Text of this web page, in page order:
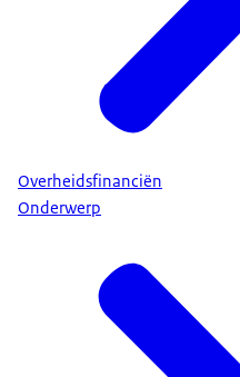
Overheidsfinanciën
Onderwerp